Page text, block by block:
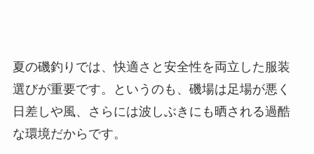
夏の磯釣りでは、快適さと安全性を両立した服装
選びが重要です。というのも、磯場は足場が悪く
日差しや風、さらには波しぶきにも晒される過酷
な環境だからです。